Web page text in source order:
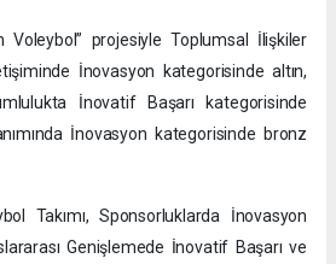
Voleybol” projesiyle Toplumsal İlişkiler
İnovasyon kategorisinde altın,
İnovatif Başarı kategorisinde
İnovasyon kategorisinde bronz
Takımı, Sponsorluklarda İnovasyon
Genişlemede İnovatif Başarı ve